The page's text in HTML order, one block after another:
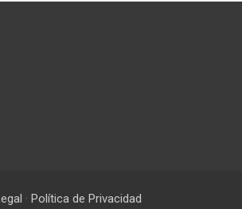
· Política de Privacidad